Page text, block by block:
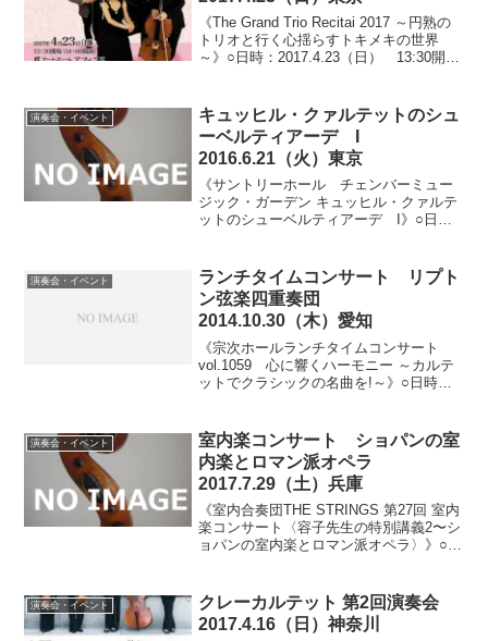
《The Grand Trio Recitai 2017 ～円熟の
トリオと行く心揺らすトキメキの世界
～》○日時：2017.4.23（日） 13:30開
般券4...
演奏会・イベント
キュッヒル・クァルテットのシュ
ーベルティアーデ I
2016.6.21（火）東京
《サントリーホール チェンバーミュー
ジック・ガーデン キュッヒル・クァルテ
ットのシューベルティアーデ I》○日
ズ（東京都港区赤坂）○料金：指定6,...
演奏会・イベント
ランチタイムコンサート リプト
ン弦楽四重奏団
2014.10.30（木）愛知
《宗次ホールランチタイムコンサート
vol.1059 心に響くハーモニー ～カルテ
ットでクラシックの名曲を!～》○日時：
（愛知県名古屋市）○料金...
演奏会・イベント
室内楽コンサート ショパンの室
内楽とロマン派オペラ
2017.7.29（土）兵庫
《室内合奏団THE STRINGS 第27回 室内
楽コンサート〈容子先生の特別講義2〜シ
ョパンの室内楽とロマン派オペラ〉》○日
庫県西宮市霞町）○料...
演奏会・イベント
クレーカルテット 第2回演奏会
2017.4.16（日）神奈川